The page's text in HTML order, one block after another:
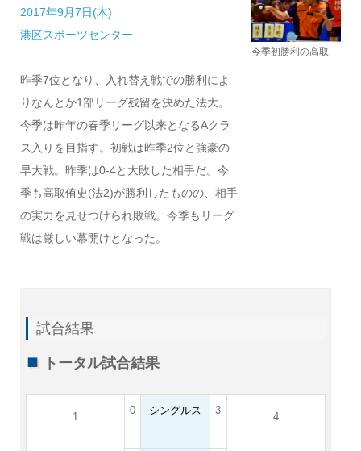
2017年9月7日(木)
港区スポーツセンター
昨季7位となり、入れ替え戦での勝利によ
りなんとか1部リーグ残留を決めた法大。
今季は昨年の春季リーグ以来となるAクラ
ス入りを目指す。初戦は昨季2位と強豪の
早大戦。昨季は0-4と大敗した相手だ。今
季も高取侑史(法2)が勝利したものの、相手
の実力を見せつけられ敗戦。今季もリーグ
戦は厳しい幕開けとなった。
今季初勝利の高取
試合結果
トータル試合結果
1
0 シングルス 3
4